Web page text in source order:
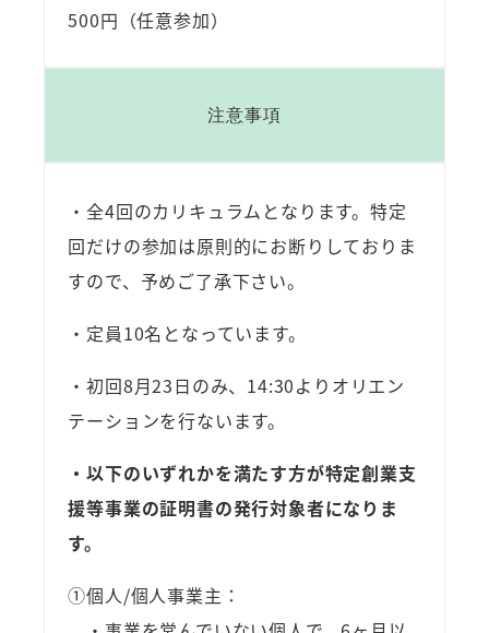
500円（任意参加）
注意事項
・全4回のカリキュラムとなります。特定
回だけの参加は原則的にお断りしておりま
すので、予めご了承下さい。
・定員10名となっています。
・初回8月23日のみ、14:30よりオリエン
テーションを行ないます。
・以下のいずれかを満たす方が特定創業支
援等事業の証明書の発行対象者になりま
す。
①個人/個人事業主：